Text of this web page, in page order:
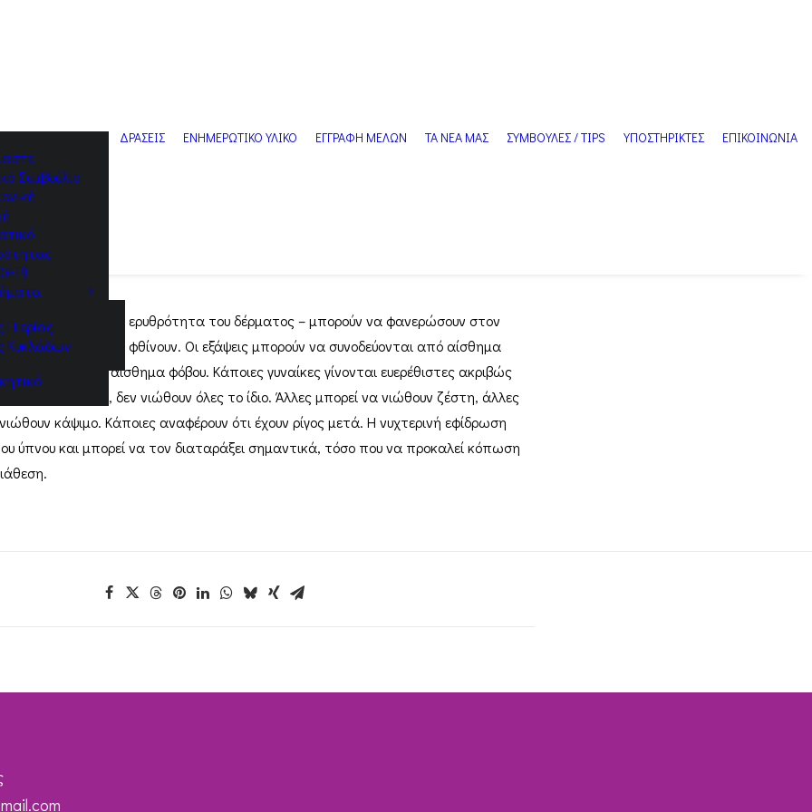
Συμβούλιο
Κυκλάδων
ΔΡΑΣΕΙΣ ΕΝΗΜΕΡΩΤΙΚΟ ΥΛΙΚΟ ΕΓΓΡΑΦΗ ΜΕΛΩΝ ΤΑ ΝΕΑ ΜΑΣ ΣΥΜΒΟΥΛΕΣ / TIPS ΥΠΟΣΤΗΡΙΚΤΕΣ ΕΠΙΚΟΙΝΩΝΙΑ
– εφίδρωση και ερυθρότητα του δέρματος – μπορούν να φανερώσουν στον
των οιστρογόνων φθίνουν. Οι εξάψεις μπορούν να συνοδεύονται από αίσθημα
έντασης ή αίσθημα φόβου. Κάποιες γυναίκες γίνονται ευερέθιστες ακριβώς
και, γενικά, δεν νιώθουν όλες το ίδιο. Άλλες μπορεί να νιώθουν ζέστη, άλλες
κάψιμο. Κάποιες αναφέρουν ότι έχουν ρίγος μετά. Η νυχτερινή εφίδρωση
ύπνου και μπορεί να τον διαταράξει σημαντικά, τόσο που να προκαλεί κόπωση